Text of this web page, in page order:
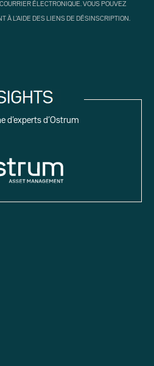
ÉLECTRONIQUE. VOUS POUVEZ
À L'AIDE DES LIENS DE DÉSINSCRIPTION.
d’experts d’Ostrum